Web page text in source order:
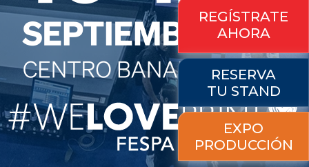
REGÍSTRATE
AHORA
RESERVA
TU STAND
EXPO
PRODUCCIÓN